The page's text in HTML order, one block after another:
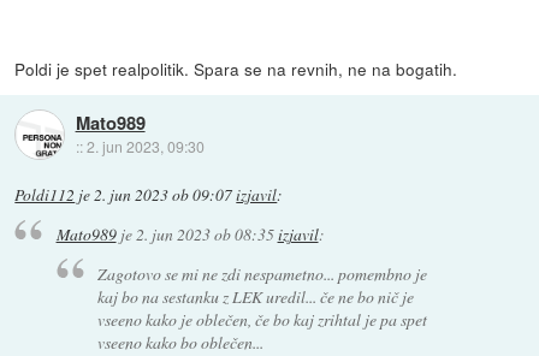
Poldi je spet realpolitik. Spara se na revnih, ne na bogatih.
Mato989
::2. jun 2023, 09:30
Poldi112 je2. jun 2023 ob 09:07izjavil:
Mato989je2. jun 2023 ob 08:35izjavil:
Zagotovo se mi ne zdi nespametno... pomembno je
kaj bo na sestanku z LEK uredil... če ne bo nič je
vseeno kako je oblečen, če bo kaj zrihtal je pa spet
vseeno kako bo oblečen...